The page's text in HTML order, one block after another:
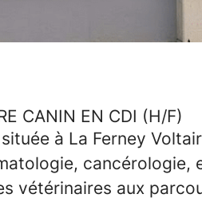
CANIN EN CDI (H/F)
à La Ferney
cancérologie,
vétérinaires aux